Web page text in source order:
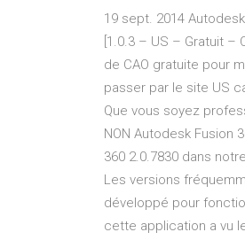
19 sept. 2014
[1.0.3 – US – Gratuit
de CAO gratuite pour
passer par le site US
Que vous soyez
NON Autodesk Fusion
360 2.0.7830 dans
Les versions
développé pour
cette application a vu